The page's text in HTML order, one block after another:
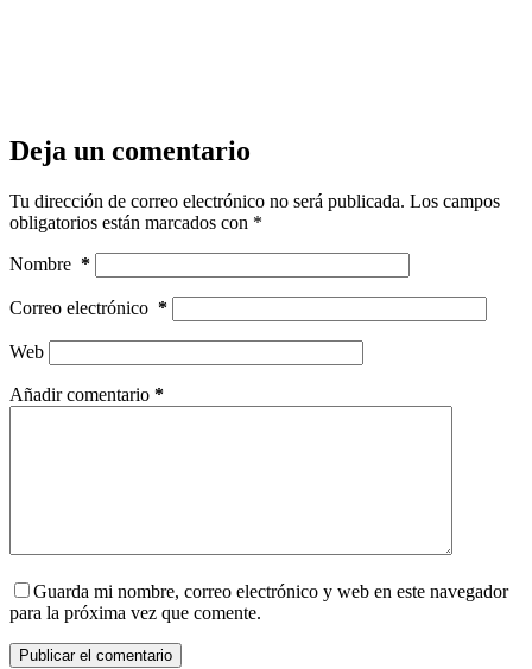
Deja un comentario
Tu dirección de correo electrónico no será publicada. Los campos
obligatorios están marcados con *
Nombre *
Correo electrónico *
Web
Añadir comentario *
Guarda mi nombre, correo electrónico y web en este navegador
para la próxima vez que comente.
Publicar el comentario